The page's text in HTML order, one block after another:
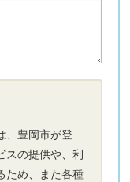
、豊岡市が登
スの提供や、利
ため、また各種